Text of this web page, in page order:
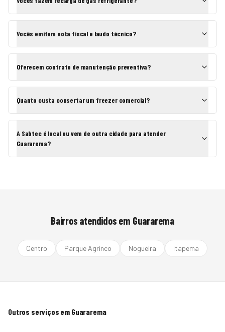
Vocês emitem nota fiscal e laudo técnico?
Oferecem contrato de manutenção preventiva?
Quanto custa consertar um freezer comercial?
A Sabtec é local ou vem de outra cidade para atender
Guararema?
Bairros atendidos em Guararema
Centro Parque Agrinco Nogueira Itapema
Outros serviços em Guararema